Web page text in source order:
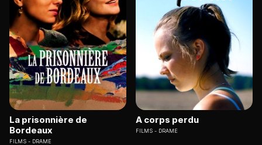
La prisonnière de
Bordeaux
FILMS DRAME
A corps perdu
FILMS DRAME